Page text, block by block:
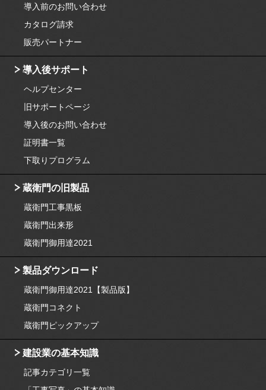
導入前のお問い合わせ
カタログ請求
販売パートナー
導入後サポート
ヘルプセンター
旧サポートページ
導入後のお問い合わせ
証明書一覧
下取りプログラム
蔵衛門の旧製品
蔵衛門工事黒板
蔵衛門出来形
蔵衛門御用達2021
製品ダウンロード
蔵衛門御用達2021【製品版】
蔵衛門コネクト
蔵衛門ピックアップ
建設業の基本知識
記事カテゴリ一覧